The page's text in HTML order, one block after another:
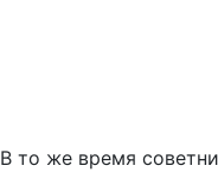
В то же время